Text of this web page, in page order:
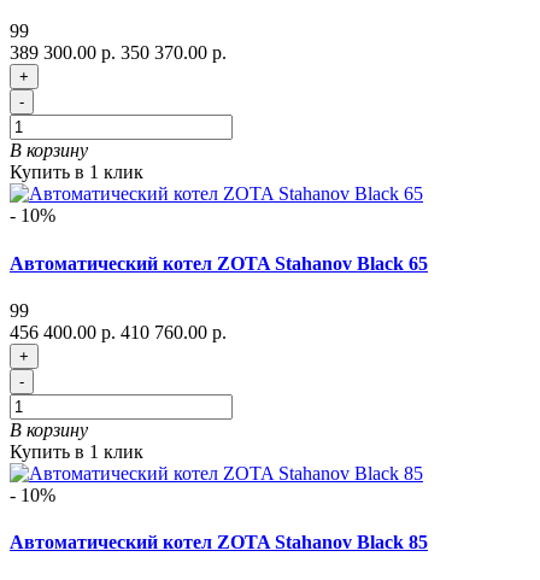
99
389 300.00 р. 350 370.00 р.
+
-
В корзину
Купить в 1 клик
- 10%
Автоматический котел ZOTA Stahanov Black 65
99
456 400.00 р. 410 760.00 р.
+
-
В корзину
Купить в 1 клик
- 10%
Автоматический котел ZOTA Stahanov Black 85